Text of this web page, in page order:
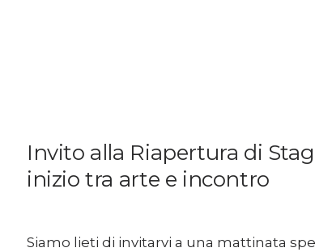
Invito alla Riapertura di
inizio tra arte e incontro
Siamo lieti di invitarvi a una mattinata